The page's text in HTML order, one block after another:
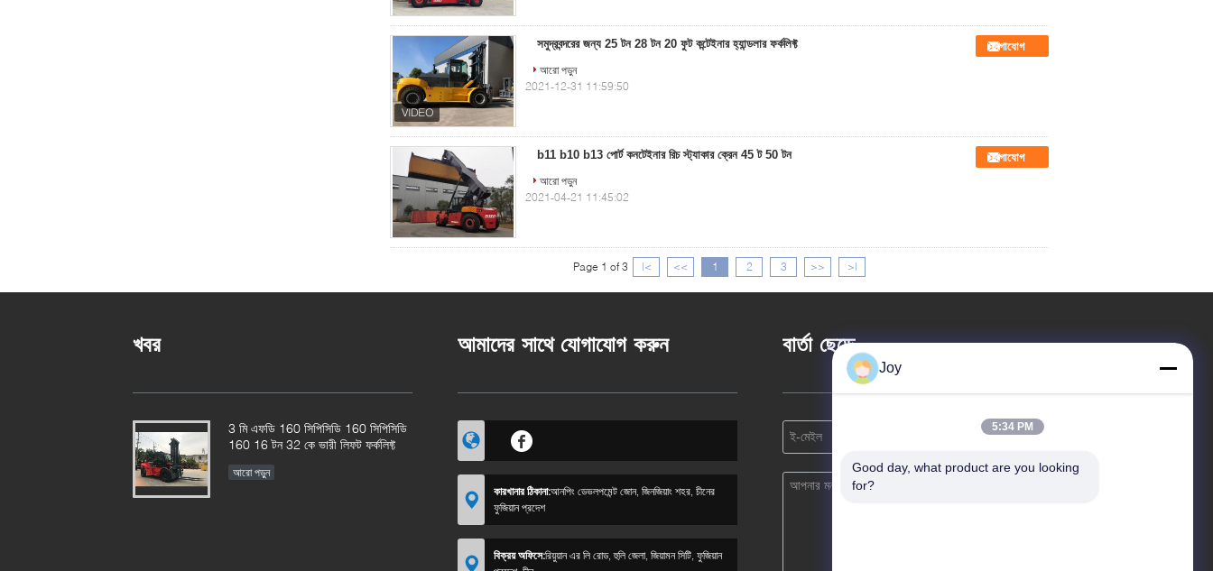
সমুদ্রবন্দরের জন্য 25 টন 28 টন 20 ফুট কন্টেইনার হ্যান্ডলার ফর্কলিফ্ট
যোগাযোগ
আরো পড়ুন
2021-12-31 11:59:50
b11 b10 b13 পোর্ট কনটেইনার রিচ স্ট্যাকার ক্রেন 45 ট 50 টন
যোগাযোগ
আরো পড়ুন
2021-04-21 11:45:02
Page 1 of 3 |< << 1 2 3 >> >|
খবর
3 মি এফডি 160 সিপিসিডি 160 সিপিসিডি
160 16 টন 32 কে ভারী লিফট ফর্কলিফ্ট
আরো পড়ুন
আমাদের সাথে যোগাযোগ করুন
কারখানার ঠিকানা:আনপিং ডেভলপমেন্ট জোন, জিনজিয়াং শহর, চীনের
ফুজিয়ান প্রদেশ
বিক্রয় অফিসে:রিয়ুয়ান এর লি রোড, হুলি জেলা, জিয়ামন সিটি, ফুজিয়ান
বার্তা ছেড়ে
Joy
5:34 PM
Good day, what product are you looking
for?